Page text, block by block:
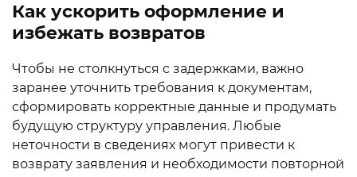
Как ускорить оформление и
избежать возвратов
Чтобы не столкнуться с задержками, важно
заранее уточнить требования к документам,
сформировать корректные данные и продумать
будущую структуру управления. Любые
неточности в сведениях могут привести к
возврату заявления и необходимости повторной